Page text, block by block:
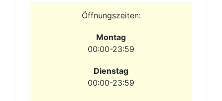
Öffnungszeiten:
Montag
00:00-23:59
Dienstag
00:00-23:59